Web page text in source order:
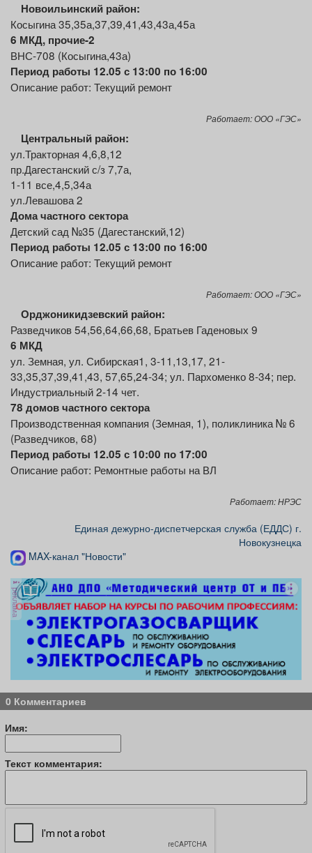
Новоильинский район:
Косыгина 35,35а,37,39,41,43,43а,45а
6 МКД, прочие-2
ВНС-708 (Косыгина,43а)
Период работы 12.05 с 13:00 по 16:00
Описание работ: Текущий ремонт
Работает: ООО «ГЭС»
Центральный район:
ул.Тракторная 4,6,8,12
пр.Дагестанский с/з 7,7а,
1-11 все,4,5,34а
ул.Левашова 2
Дома частного сектора
Детский сад №35 (Дагестанский,12)
Период работы 12.05 с 13:00 по 16:00
Описание работ: Текущий ремонт
Работает: ООО «ГЭС»
Орджоникидзевский район:
Разведчиков 54,56,64,66,68, Братьев Гаденовых 9
6 МКД
ул. Земная, ул. Сибирская1, 3-11,13,17, 21-
33,35,37,39,41,43, 57,65,24-34; ул. Пархоменко 8-34; пер.
Индустриальный 2-14 чет.
78 домов частного сектора
Производственная компания (Земная, 1), поликлиника № 6
(Разведчиков, 68)
Период работы 12.05 с 10:00 по 17:00
Описание работ: Ремонтные работы на ВЛ
Работает: НРЭС
Единая дежурно-диспетчерская служба (ЕДДС) г.
Новокузнецка
MAX-канал "Новости"
реклама
0 Комментариев
Имя:
Текст комментария: